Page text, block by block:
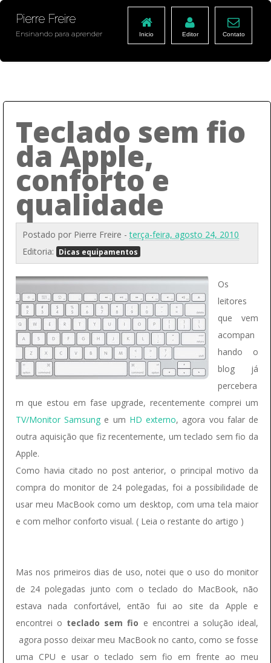
Pierre Freire
Ensinando para aprender Inicio Editor Contato
Teclado sem fio
da Apple,
conforto e
qualidade
Postado por Pierre Freire -terça-feira, agosto 24, 2010
Editoria:
Dicas equipamentos
Os
leitores
que vem
acompan
hando o
blog já
percebera
m que estou em fase upgrade, recentemente comprei um
TV/Monitor Samsung e um HD externo, agora vou falar de
outra aquisição que fiz recentemente, um teclado sem fio da
Apple.
Como havia citado no post anterior, o principal motivo da
compra do monitor de 24 polegadas, foi a possibilidade de
usar meu MacBook como um desktop, com uma tela maior
e com melhor conforto visual. ( Leia o restante do artigo )
Mas nos primeiros dias de uso, notei que o uso do monitor
de 24 polegadas junto com o teclado do MacBook, não
estava nada confortável, então fui ao site da Apple e
encontrei o teclado sem fio e encontrei a solução ideal,
agora posso deixar meu MacBook no canto, como se fosse
uma CPU e usar o teclado sem fio em frente ao meu